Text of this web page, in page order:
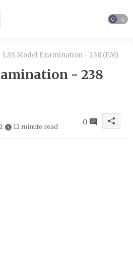
LSS Model Examination - 238 (EM)
- 238
12 minute read
0